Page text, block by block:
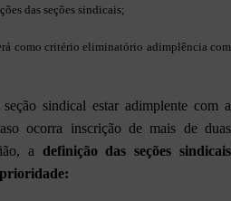
das seções sindicais;
como critério eliminatório adimplência com
sindical estar adimplente com a
ocorra inscrição de mais de duas
a definição das seções sindicais